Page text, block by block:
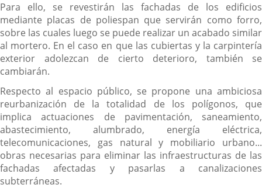
Para ello, se revestirán las fachadas de los edificios
mediante placas de poliespan que servirán como forro,
sobre las cuales luego se puede realizar un acabado similar
al mortero. En el caso en que las cubiertas y la carpintería
exterior adolezcan de cierto deterioro, también se
cambiarán.
Respecto al espacio público, se propone una ambiciosa
reurbanización de la totalidad de los polígonos, que
implica actuaciones de pavimentación, saneamiento,
abastecimiento, alumbrado, energía eléctrica,
telecomunicaciones, gas natural y mobiliario urbano...
obras necesarias para eliminar las infraestructuras de las
fachadas afectadas y pasarlas a canalizaciones
subterráneas.